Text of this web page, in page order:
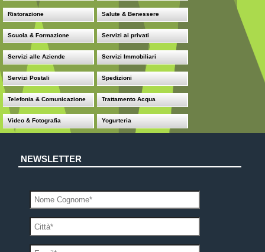
Ristorazione Salute & Benessere
Scuola & Formazione Servizi ai privati
Servizi alle Aziende Servizi Immobiliari
Servizi Postali Spedizioni
Telefonia & Comunicazione Trattamento Acqua
Video & Fotografia Yogurteria
NEWSLETTER